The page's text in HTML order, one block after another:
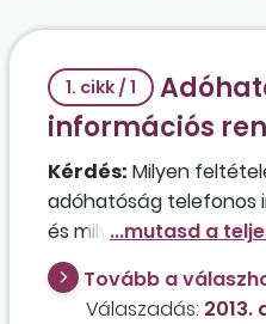
1. cikk / 1
információs
Kérdés: Milyen
adóhatóság telefonos
és milyen ügyek
Tovább a
Válaszadás: 2013.